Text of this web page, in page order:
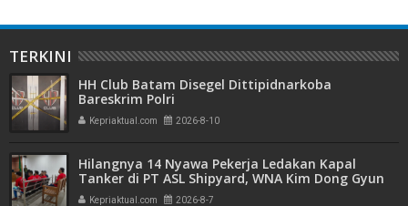
TERKINI
HH Club Batam Disegel Dittipidnarkoba
Bareskrim Polri
Kepriaktual.com 2026-8-10
Hilangnya 14 Nyawa Pekerja Ledakan Kapal
Tanker di PT ASL Shipyard, WNA Kim Dong Gyun
Hanya Dituntut 1 Tahun 6 Bulan
Kepriaktual.com 2026-8-7